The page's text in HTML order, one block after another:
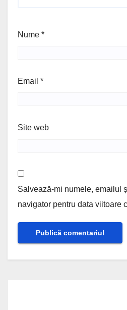
Nume *
Email *
Site web
Salvează-mi numele, emailul
navigator pentru data viitoare